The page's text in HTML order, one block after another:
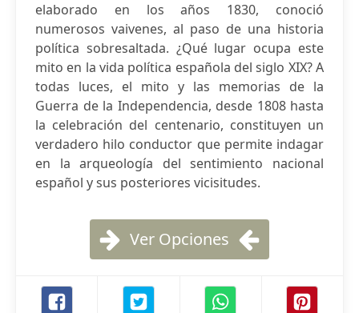
elaborado en los años 1830, conoció
numerosos vaivenes, al paso de una historia
política sobresaltada. ¿Qué lugar ocupa este
mito en la vida política española del siglo XIX? A
todas luces, el mito y las memorias de la
Guerra de la Independencia, desde 1808 hasta
la celebración del centenario, constituyen un
verdadero hilo conductor que permite indagar
en la arqueología del sentimiento nacional
español y sus posteriores vicisitudes.
Ver Opciones